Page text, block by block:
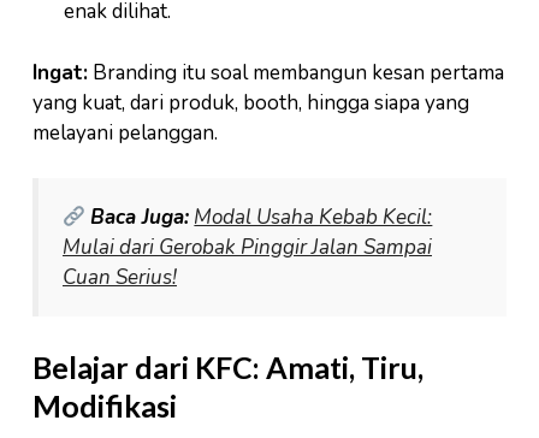
enak dilihat.
Ingat: Branding itu soal membangun kesan pertama
yang kuat, dari produk, booth, hingga siapa yang
melayani pelanggan.
Baca Juga: Modal Usaha Kebab Kecil:
Mulai dari Gerobak Pinggir Jalan Sampai
Cuan Serius!
Belajar dari KFC: Amati, Tiru,
Modifikasi